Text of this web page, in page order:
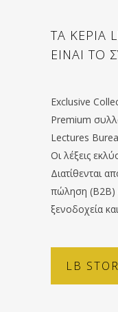
ΤΑ ΚΕΡΙΑ
ΕΙΝΑΙ ΤΟ
Exclusive
Premium
Lectures
Οι λέξεις
Διατίθενται
πώληση (B2B)
ξενοδοχεία
LB